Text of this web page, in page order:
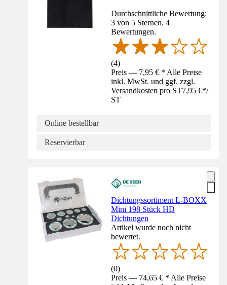
Durchschnittliche Bewertung:
3 von 5 Sternen. 4
Bewertungen.
(4)
Preis — 7,95 € * Alle Preise
inkl. MwSt. und ggf. zzgl.
Versandkosten pro ST7,95 €*/
ST
Online bestellbar
Reservierbar
Dichtungssortiment L-BOXX
Mini 198 Stück HD
Dichtungen
Artikel wurde noch nicht
bewertet.
(0)
Preis — 74,65 € * Alle Preise